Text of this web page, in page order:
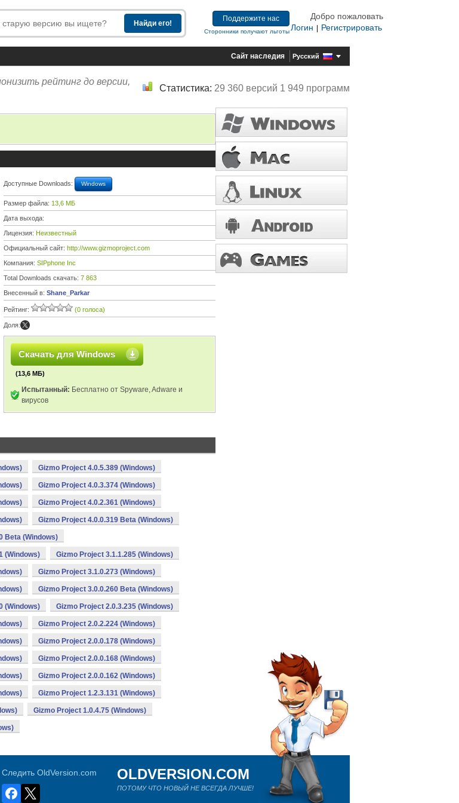
Поддержите нас
Сторонники получают льготы
Добро пожаловать
Логин
Регистрировать
Сайт наследия Русский
рейтинг до версии,
Статистика: 29 360 версий 1 949 программ
Доступные Downloads: Windows
Размер файла: 13,6 МБ
Дата выхода:
Лицензия: Неизвестный
Официальный сайт: http://www.gizmoproject.com
Компания: SIPphone Inc
Total Downloads скачать: 7 863
Внесенный в: Shane_Parkar
Рейтинг: (0 голоса)
Доля:
Скачать для Windows
(13,6 МБ)
Испытанный: Бесплатно от Spyware, Adware и
вирусов
Gizmo Project 4.0.5.389 (Windows)
Gizmo Project 4.0.3.374 (Windows)
Gizmo Project 4.0.2.361 (Windows)
Gizmo Project 4.0.0.319 Beta (Windows)
Beta (Windows)
(Windows) Gizmo Project 3.1.1.285 (Windows)
Gizmo Project 3.1.0.273 (Windows)
Gizmo Project 3.0.0.260 Beta (Windows)
(Windows) Gizmo Project 2.0.3.235 (Windows)
Gizmo Project 2.0.2.224 (Windows)
Gizmo Project 2.0.0.178 (Windows)
Gizmo Project 2.0.0.168 (Windows)
Gizmo Project 2.0.0.162 (Windows)
Gizmo Project 1.2.3.131 (Windows)
Gizmo Project 1.0.4.75 (Windows)
Следить OldVersion.com OLDVERSION.COM
ПОТОМУ ЧТО НОВЫЙ НЕ ВСЕГДА ЛУЧШЕ!